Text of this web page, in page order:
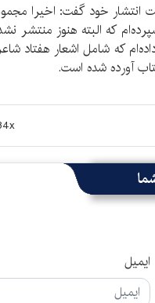
انتشار خود گفت: اخیرا
که البته هنوز منتشر
که شامل اشعار هفتاد
آورده شده است.
ایمیل